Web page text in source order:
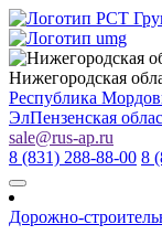
Нижегородская
Республика
ЭлПензенская
sale@rus-ap.ru
8 (831) 288-88-00 8
Дорожно-